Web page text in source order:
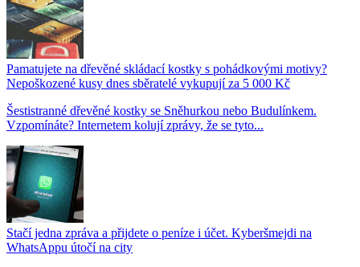
Pamatujete na dřevěné skládací kostky s pohádkovými motivy?
Nepoškozené kusy dnes sběratelé vykupují za 5 000 Kč
Šestistranné dřevěné kostky se Sněhurkou nebo Budulínkem.
Vzpomínáte? Internetem kolují zprávy, že se tyto...
Stačí jedna zpráva a přijdete o peníze i účet. Kyberšmejdi na
WhatsAppu útočí na city